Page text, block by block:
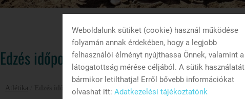
Edzés időpontok
Atlétika Edzés időpontok
Weboldalunk sütiket (cookie) használ működése
folyamán annak érdekében, hogy a legjobb
felhasználói élményt nyújthassa Önnek, valamint a
látogatottság mérése céljából. A sütik használatát
bármikor letilthatja! Erről bővebb információkat
olvashat itt: Adatkezelési tájékoztatónk